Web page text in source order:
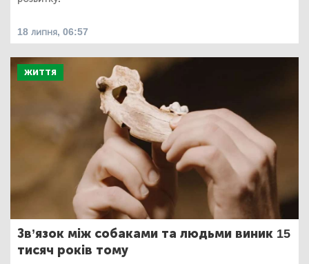
18 липня, 06:57
ЖИТТЯ
Зв’язок між собаками та людьми виник 15
тисяч років тому